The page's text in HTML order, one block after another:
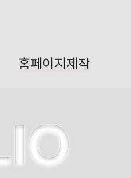
홈페이지제작